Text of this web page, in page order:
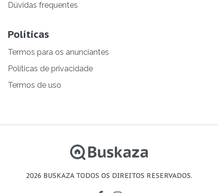
Dúvidas frequentes
Políticas
Termos para os anunciantes
Políticas de privacidade
Termos de uso
2026 BUSKAZA TODOS OS DIREITOS RESERVADOS.